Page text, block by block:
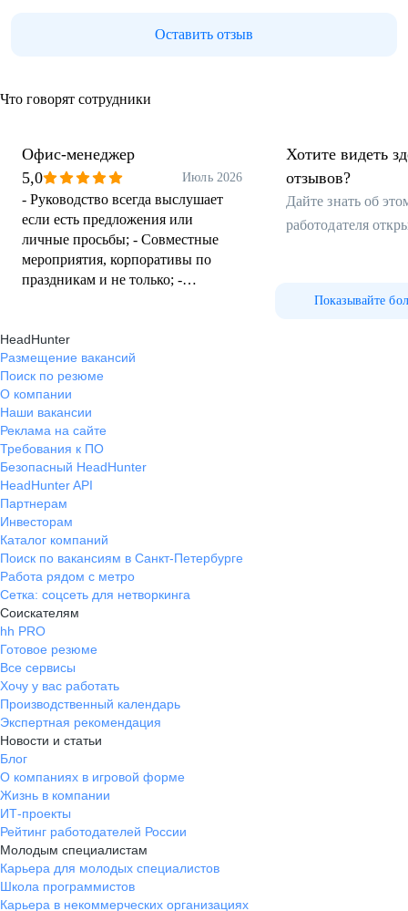
Оставить отзыв
Что говорят сотрудники
Офис-менеджер
5,0
Июль 2026
- Руководство всегда выслушает
если есть предложения или
личные просьбы; - Совместные
мероприятия, корпоративы по
праздникам и не только; -
Хотите видеть
отзывов?
Дайте знать об
работодателя
Показывайте
HeadHunter
Размещение вакансий
Поиск по резюме
О компании
Наши вакансии
Реклама на сайте
Требования к ПО
Безопасный HeadHunter
HeadHunter API
Партнерам
Инвесторам
Каталог компаний
Поиск по вакансиям в Санкт-Петербурге
Работа рядом с метро
Сетка: соцсеть для нетворкинга
Соискателям
hh PRO
Готовое резюме
Все сервисы
Хочу у вас работать
Производственный календарь
Экспертная рекомендация
Новости и статьи
Блог
О компаниях в игровой форме
Жизнь в компании
ИТ-проекты
Рейтинг работодателей России
Молодым специалистам
Карьера для молодых специалистов
Школа программистов
Карьера в некоммерческих организациях